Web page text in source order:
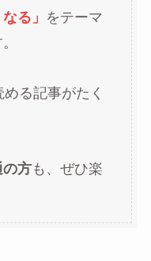
る」 をテーマ
る記事がたく
方も、ぜひ楽